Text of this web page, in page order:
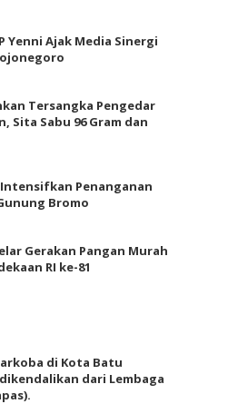
Yenni Ajak Media Sinergi
Tersangka Pengedar
Sita Sabu 96 Gram dan
Penanganan
Bromo
Gerakan Pangan Murah
RI ke-81
di Kota Batu
dari Lembaga